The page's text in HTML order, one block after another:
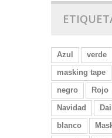
Azul verde
masking tape
negro
Rojo
Navidad
blanco